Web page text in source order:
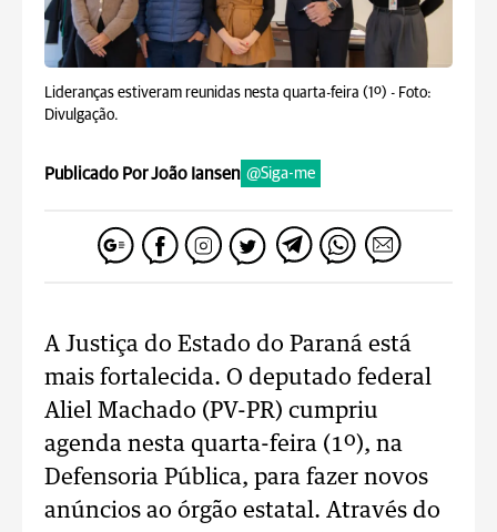
Lideranças estiveram reunidas nesta quarta-feira (1º) - Foto:
Divulgação.
Publicado Por João Iansen @Siga-me
A Justiça do Estado do Paraná está
mais fortalecida. O deputado federal
Aliel Machado (PV-PR) cumpriu
agenda nesta quarta-feira (1º), na
Defensoria Pública, para fazer novos
anúncios ao órgão estatal. Através do